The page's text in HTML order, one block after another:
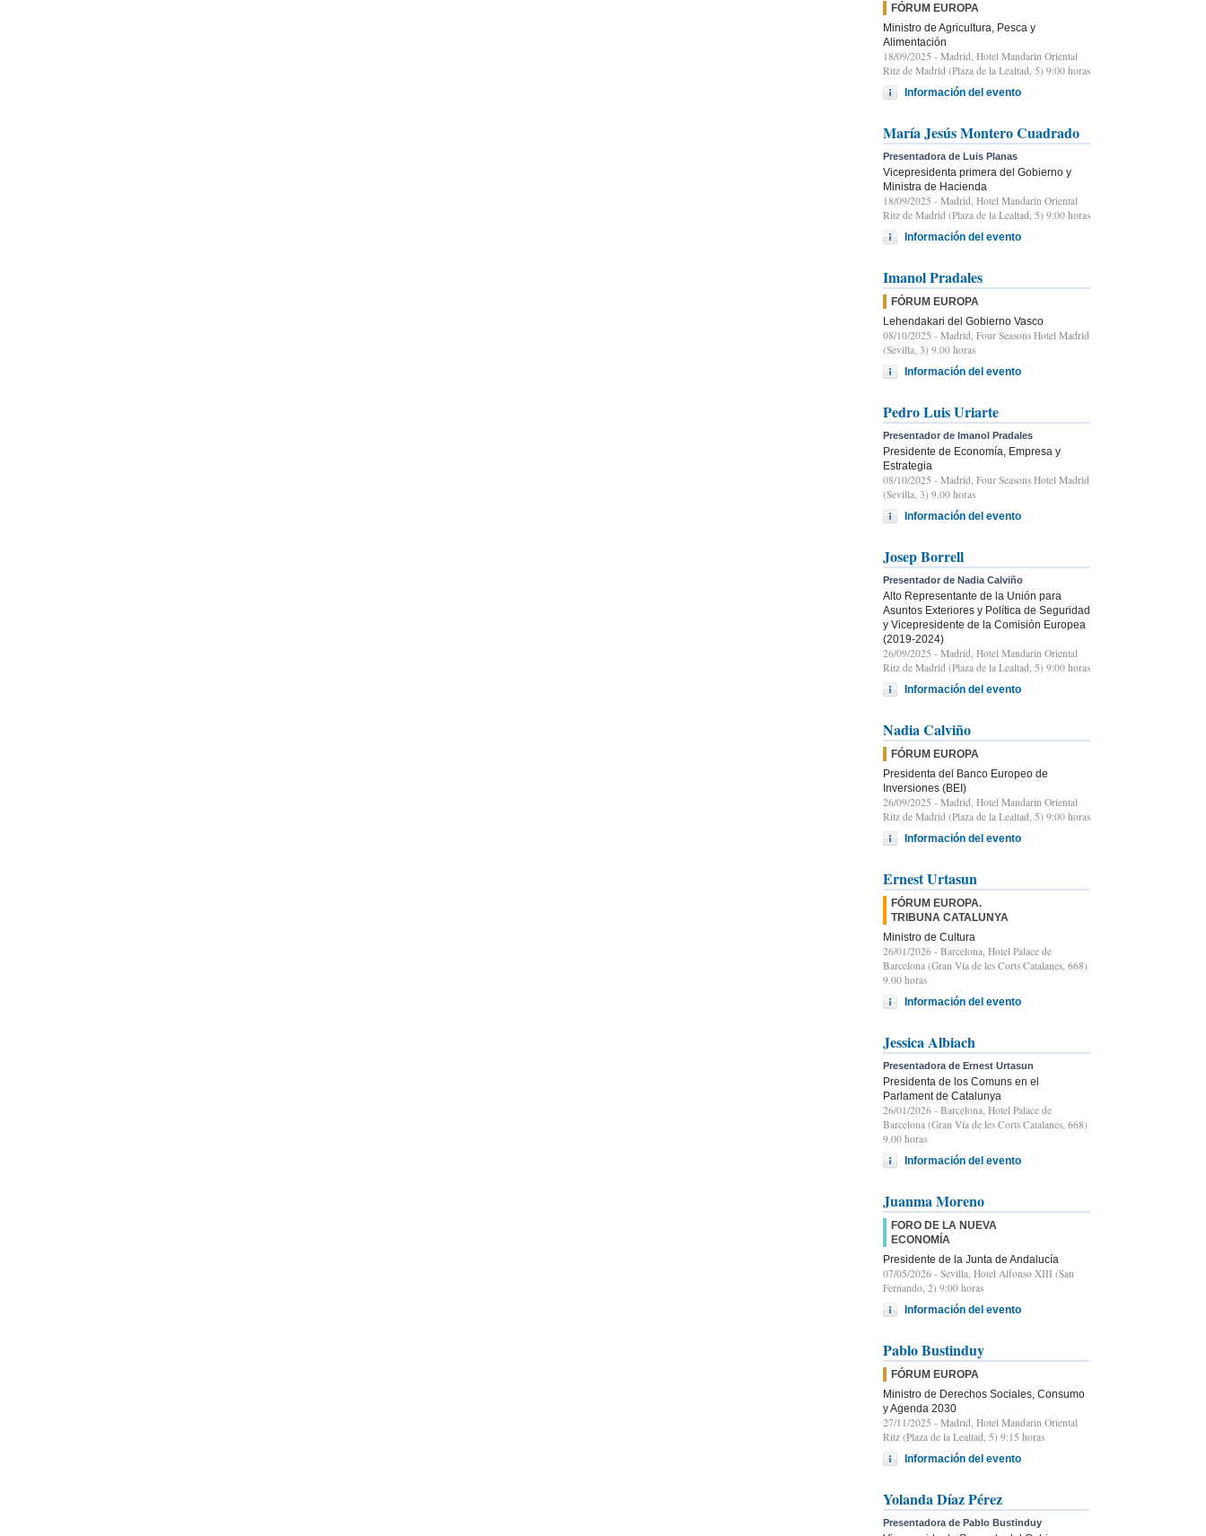
FÓRUM EUROPA
Ministro de Agricultura, Pesca y
Alimentación
18/09/2025 - Madrid, Hotel Mandarin Oriental
Ritz de Madrid (Plaza de la Lealtad, 5) 9:00 horas
Información del evento
María Jesús Montero Cuadrado
Presentadora de Luis Planas
Vicepresidenta primera del Gobierno y
Ministra de Hacienda
18/09/2025 - Madrid, Hotel Mandarin Oriental
Ritz de Madrid (Plaza de la Lealtad, 5) 9:00 horas
Información del evento
Imanol Pradales
FÓRUM EUROPA
Lehendakari del Gobierno Vasco
08/10/2025 - Madrid, Four Seasons Hotel Madrid
(Sevilla, 3) 9.00 horas
Información del evento
Pedro Luis Uriarte
Presentador de Imanol Pradales
Presidente de Economía, Empresa y
Estrategia
08/10/2025 - Madrid, Four Seasons Hotel Madrid
(Sevilla, 3) 9.00 horas
Información del evento
Josep Borrell
Presentador de Nadia Calviño
Alto Representante de la Unión para
Asuntos Exteriores y Política de Seguridad
y Vicepresidente de la Comisión Europea
(2019-2024)
26/09/2025 - Madrid, Hotel Mandarin Oriental
Ritz de Madrid (Plaza de la Lealtad, 5) 9:00 horas
Información del evento
Nadia Calviño
FÓRUM EUROPA
Presidenta del Banco Europeo de
Inversiones (BEI)
26/09/2025 - Madrid, Hotel Mandarin Oriental
Ritz de Madrid (Plaza de la Lealtad, 5) 9:00 horas
Información del evento
Ernest Urtasun
FÓRUM EUROPA.
TRIBUNA CATALUNYA
Ministro de Cultura
26/01/2026 - Barcelona, Hotel Palace de
Barcelona (Gran Vía de les Corts Catalanes, 668)
9.00 horas
Información del evento
Jessica Albiach
Presentadora de Ernest Urtasun
Presidenta de los Comuns en el
Parlament de Catalunya
26/01/2026 - Barcelona, Hotel Palace de
Barcelona (Gran Vía de les Corts Catalanes, 668)
9.00 horas
Información del evento
Juanma Moreno
FORO DE LA NUEVA
ECONOMÍA
Presidente de la Junta de Andalucía
07/05/2026 - Sevilla, Hotel Alfonso XIII (San
Fernando, 2) 9:00 horas
Información del evento
Pablo Bustinduy
FÓRUM EUROPA
Ministro de Derechos Sociales, Consumo
y Agenda 2030
27/11/2025 - Madrid, Hotel Mandarin Oriental
Ritz (Plaza de la Lealtad, 5) 9:15 horas
Información del evento
Yolanda Díaz Pérez
Presentadora de Pablo Bustinduy